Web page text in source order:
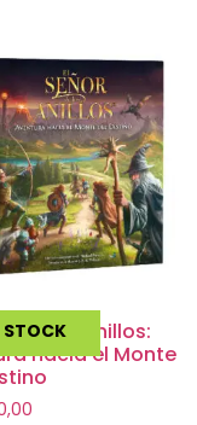
STOCK
de los Anillos:
hacia el Monte